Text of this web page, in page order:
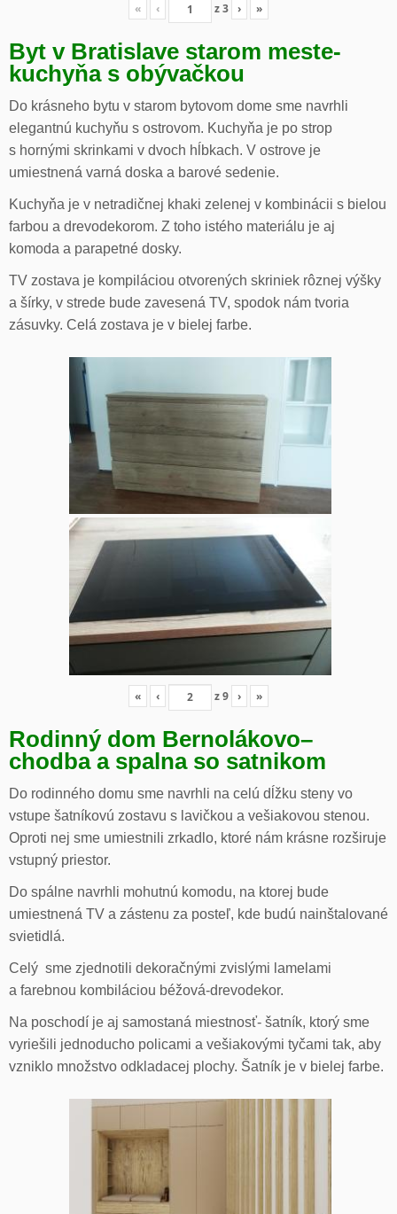
« ‹ z3 › »
Byt v Bratislave starom meste-
kuchyňa s obývačkou
Do krásneho bytu v starom bytovom dome sme navrhli
elegantnú kuchyňu s ostrovom. Kuchyňa je po strop
s hornými skrinkami v dvoch hĺbkach. V ostrove je
umiestnená varná doska a barové sedenie.
Kuchyňa je v netradičnej khaki zelenej v kombinácii s bielou
farbou a drevodekorom. Z toho istého materiálu je aj
komoda a parapetné dosky.
TV zostava je kompiláciou otvorených skriniek rôznej výšky
a šírky, v strede bude zavesená TV, spodok nám tvoria
zásuvky. Celá zostava je v bielej farbe.
« ‹ z9 › »
Rodinný dom Bernolákovo–
chodba a spalna so satnikom
Do rodinného domu sme navrhli na celú dĺžku steny vo
vstupe šatníkovú zostavu s lavičkou a vešiakovou stenou.
Oproti nej sme umiestnili zrkadlo, ktoré nám krásne rozširuje
vstupný priestor.
Do spálne navrhli mohutnú komodu, na ktorej bude
umiestnená TV a zástenu za posteľ, kde budú nainštalované
svietidlá.
Celý sme zjednotili dekoračnými zvislými lamelami
a farebnou kombiláciou béžová-drevodekor.
Na poschodí je aj samostaná miestnosť- šatník, ktorý sme
vyriešili jednoducho policami a vešiakovými tyčami tak, aby
vzniklo množstvo odkladacej plochy. Šatník je v bielej farbe.